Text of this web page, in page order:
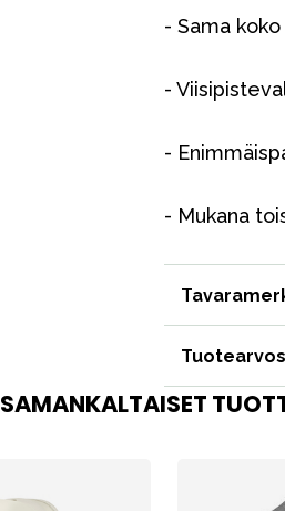
- Sama
-
-
- Mukana
SAMANKALTAISET
Äiti & Isä
Huonekalut &
Tarvikkeet
Varaosat